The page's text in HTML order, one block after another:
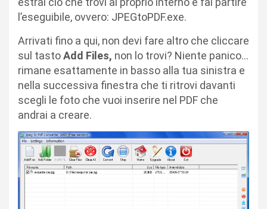
l’eseguibile, ovvero: JPEGtoPDF.exe.
Arrivati fino a qui, non devi fare altro che cliccare
sul tastoAdd Files, non lo trovi? Niente panico…
rimane esattamente in basso alla tua sinistra e
nella successiva finestra che ti ritrovi davanti
scegli le foto che vuoi inserire nel PDF che
andrai a creare.